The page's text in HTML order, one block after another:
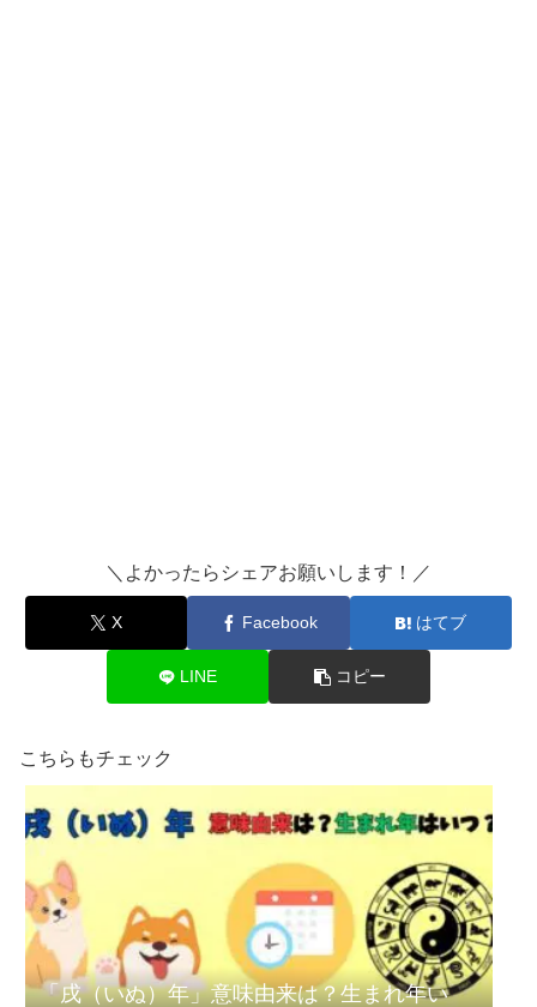
＼よかったらシェアお願いします！／
X Facebook はてブ
LINE コピー
こちらもチェック
「戌（いぬ）年」意味由来は？生まれ年い